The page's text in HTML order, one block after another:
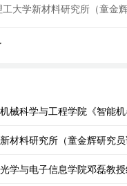
工大学新材料研究所（童金
械科学与工程学院《智能
材料研究所（童金辉研究
学与电子信息学院邓磊教